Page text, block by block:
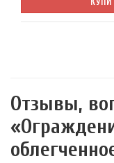
Отзывы,